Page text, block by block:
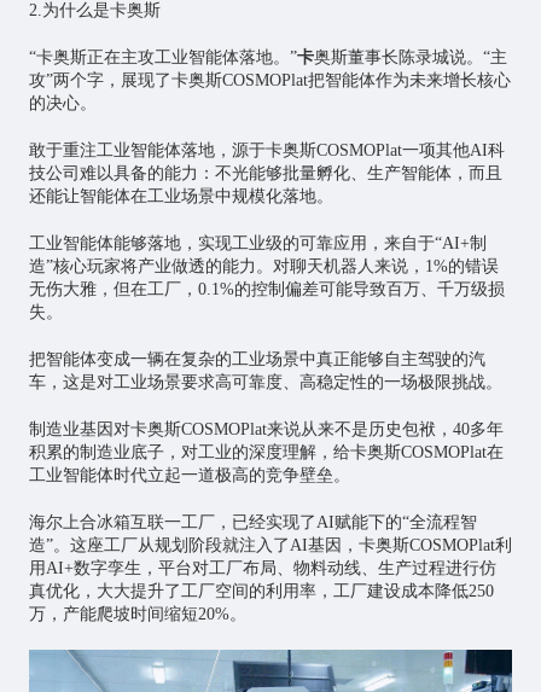
2.为什么是卡奥斯
“卡奥斯正在主攻工业智能体落地。”卡奥斯董事长陈录城说。“主
攻”两个字，展现了卡奥斯COSMOPlat把智能体作为未来增长核心
的决心。
敢于重注工业智能体落地，源于卡奥斯COSMOPlat一项其他AI科
技公司难以具备的能力：不光能够批量孵化、生产智能体，而且
还能让智能体在工业场景中规模化落地。
工业智能体能够落地，实现工业级的可靠应用，来自于“AI+制
造”核心玩家将产业做透的能力。对聊天机器人来说，1%的错误
无伤大雅，但在工厂，0.1%的控制偏差可能导致百万、千万级损
失。
把智能体变成一辆在复杂的工业场景中真正能够自主驾驶的汽
车，这是对工业场景要求高可靠度、高稳定性的一场极限挑战。
制造业基因对卡奥斯COSMOPlat来说从来不是历史包袱，40多年
积累的制造业底子，对工业的深度理解，给卡奥斯COSMOPlat在
工业智能体时代立起一道极高的竞争壁垒。
海尔上合冰箱互联一工厂，已经实现了AI赋能下的“全流程智
造”。这座工厂从规划阶段就注入了AI基因，卡奥斯COSMOPlat利
用AI+数字孪生 ，平台对工厂布局、物料动线、生产过程进行仿
真优化，大大提升了工厂空间的利用率，工厂建设成本降低250
万，产能爬坡时间缩短20%。